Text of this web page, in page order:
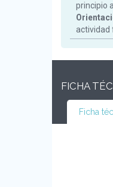
principio
actividad
FICHA
Ficha